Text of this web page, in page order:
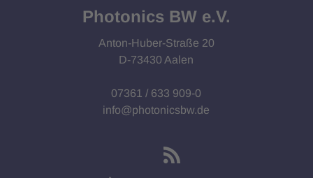
Photonics BW e.V.
Anton-Huber-Straße 20
D-73430 Aalen
07361 / 633 909-0
info@photonicsbw.de